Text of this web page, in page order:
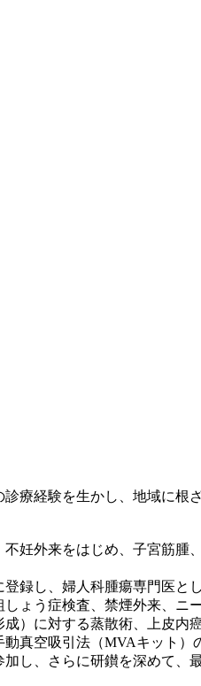
療経験を生かし、地域に
妊外来をはじめ、子宮筋
録し、婦人科腫瘍専門医
ょう症検査、禁煙外来、
）に対する蒸散術、上皮
真空吸引法（MVAキット）
し、さらに研鑚を深めて、